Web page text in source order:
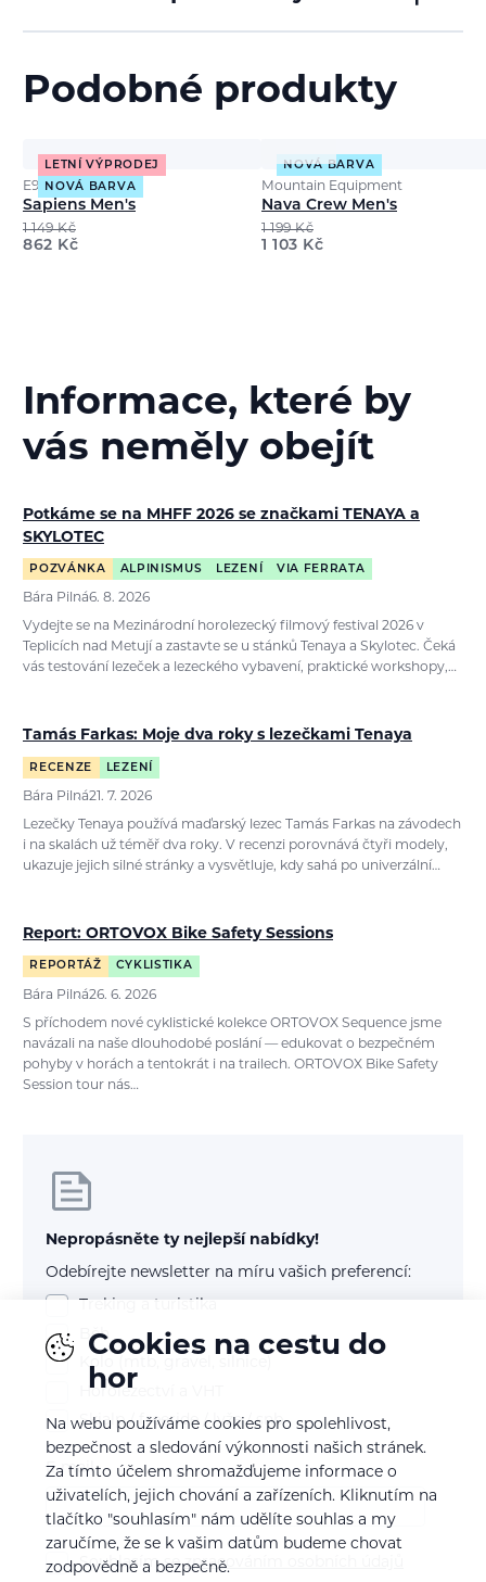
Podobné produkty
LETNÍ VÝPRODEJ
NOVÁ BARVA
E9
Sapiens Men's
1 149Kč
862 Kč
NOVÁ BARVA
Mountain Equipment
Nava Crew Men's
1 199Kč
1 103 Kč
Informace, které by
vás neměly obejít
Potkáme se na MHFF 2026 se značkami TENAYA a
SKYLOTEC
POZVÁNKA ALPINISMUS LEZENÍ VIA FERRATA
Bára Pilná6. 8. 2026
Vydejte se na Mezinárodní horolezecký filmový festival 2026 v
Teplicích nad Metují a zastavte se u stánků Tenaya a Skylotec. Čeká
vás testování lezeček a lezeckého vybavení, praktické workshopy,…
Tamás Farkas: Moje dva roky s lezečkami Tenaya
RECENZE LEZENÍ
Bára Pilná21. 7. 2026
Lezečky Tenaya používá maďarský lezec Tamás Farkas na závodech
i na skalách už téměř dva roky. V recenzi porovnává čtyři modely,
ukazuje jejich silné stránky a vysvětluje, kdy sahá po univerzální…
Report: ORTOVOX Bike Safety Sessions
REPORTÁŽ CYKLISTIKA
Bára Pilná26. 6. 2026
S příchodem nové cyklistické kolekce ORTOVOX Sequence jsme
navázali na naše dlouhodobé poslání — edukovat o bezpečném
pohyby v horách a tentokrát i na trailech. ORTOVOX Bike Safety
Session tour nás…
Nepropásněte ty nejlepší nabídky!
Odebírejte newsletter na míru vašich preferencí:
Běh
Kolo (mtb, gravel, silnice)
Horolezectví a VHT
Skialp / freeride / lyže / snb
E-mail
Souhlasím sezpracováním osobních údajů
Cookies na cestu do
hor
Na webu používáme cookies pro spolehlivost,
bezpečnost a sledování výkonnosti našich stránek.
Za tímto účelem shromažďujeme informace o
uživatelích, jejich chování a zařízeních. Kliknutím na
tlačítko "souhlasím" nám udělíte souhlas a my
zaručíme, že se k vašim datům budeme chovat
zodpovědně a bezpečně.